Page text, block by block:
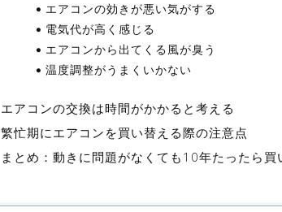
エアコンの効きが悪い気がする
電気代が高く感じる
エアコンから出てくる風が臭う
温度調整がうまくいかない
エアコンの交換は時間がかかると考える
繁忙期にエアコンを買い替える際の注意点
まとめ：動きに問題がなくても10年たったら買